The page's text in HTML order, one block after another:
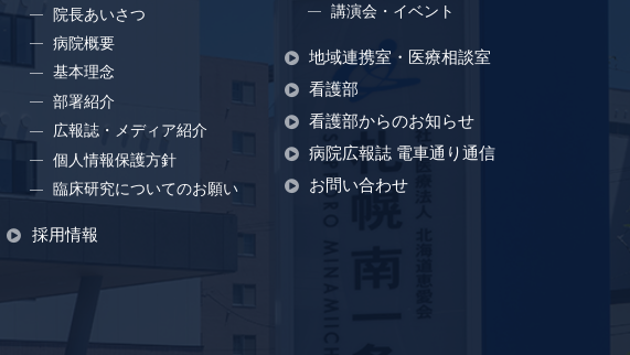
院長あいさつ
病院概要
基本理念
部署紹介
広報誌・メディア紹介
個人情報保護方針
臨床研究についてのお願い
採用情報
講演会・イベント
地域連携室・医療相談室
看護部
看護部からのお知らせ
病院広報誌 電車通り通信
お問い合わせ